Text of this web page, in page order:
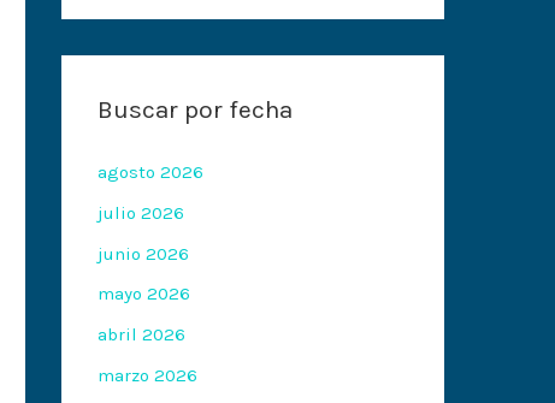
Buscar por fecha
agosto 2026
julio 2026
junio 2026
mayo 2026
abril 2026
marzo 2026